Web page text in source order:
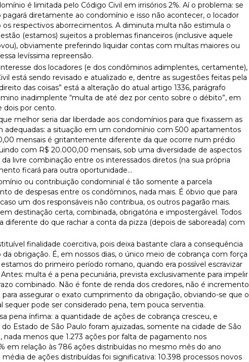
é limitada pelo Código Civil em irrisórios 2%. Aí o problema: se
diretamente ao condomínio e isso não acontecer, o locador
os respectivos aborrecimentos. A diminuta multa não estimula o
(estamos) sujeitos a problemas financeiros (inclusive aquele
obviamente preferindo liquidar contas com multas maiores ou
levíssima repreensão.
dos locadores (e dos condôminos adimplentes, certamente),
está sendo revisado e atualizado e, dentre as sugestões feitas pela
das coisas” está a alteração do atual artigo 1336, parágrafo
inadimplente “multa de até dez por cento sobre o débito”, em
dois por cento.
melhor seria dar liberdade aos condomínios para que fixassem as
adequadas: a situação em um condomínio com 500 apartamentos
mensais é gritantemente diferente da que ocorre num prédio
com R$ 20.000,00 mensais, sob uma diversidade de aspectos
livre combinação entre os interessados diretos (na sua própria
ficará para outra oportunidade…
ou contribuição condominial é tão somente a parcela
de despesas entre os condôminos, nada mais. É óbvio que para
um dos responsáveis não contribua, os outros pagarão mais.
destinação certa, combinada, obrigatória e impostergável. Todos
diferente do que rachar a conta da pizza (depois de saboreada) com
finalidade coercitiva, pois deixa bastante clara a consequência
obrigação. É, em nossos dias, o único meio de cobrança com força
do primeiro período romano, quando era possível escravizar
multa é a pena pecuniária, prevista exclusivamente para impelir
combinado. Não é fonte de renda dos credores, não é incremento
assegurar o exato cumprimento da obrigação, obviando-se que o
sequer pode ser considerado pena, tem pouca serventia.
pena ínfima: a quantidade de ações de cobrança cresceu, e
Estado de São Paulo foram ajuizadas, somente na cidade de São
menos que 1.273 ações por falta de pagamento nos
em relação às 786 ações distribuídas no mesmo mês do ano
de ações distribuídas foi significativa: 10.398 processos novos